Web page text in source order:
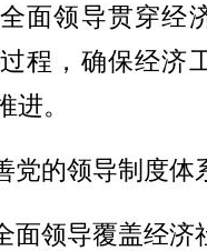
面领导贯穿经
程，确保经济
进。
党的领导制度体
面领导覆盖经济